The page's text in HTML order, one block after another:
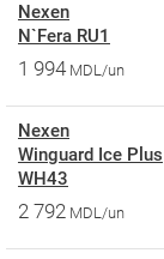
Nexen
N`Fera RU1
1 994 MDL/un
Nexen
Winguard Ice Plus
WH43
2 792 MDL/un